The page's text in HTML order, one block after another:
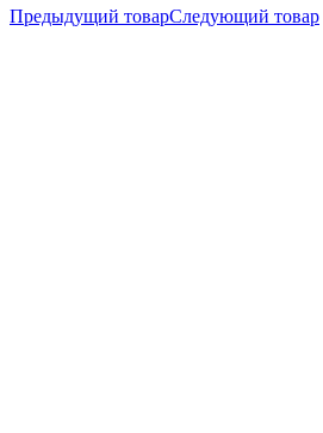
Предыдущий товарСледующий товар